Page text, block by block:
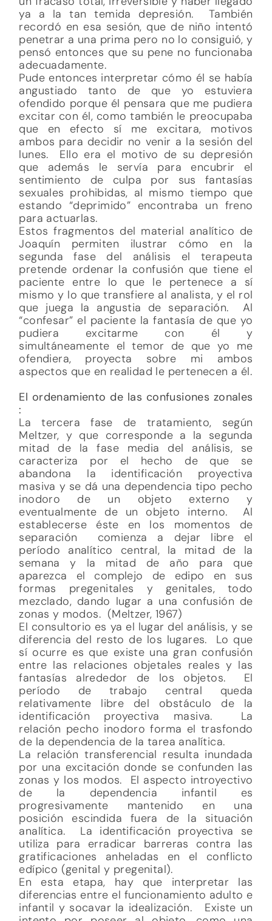
ya a la tan temida depresión. También
recordó en esa sesión, que de niño intentó
penetrar a una prima pero no lo consiguió, y
pensó entonces que su pene no funcionaba
adecuadamente.
Pude entonces interpretar cómo él se había
angustiado tanto de que yo estuviera
ofendido porque él pensara que me pudiera
excitar con él, como también le preocupaba
que en efecto sí me excitara, motivos
ambos para decidir no venir a la sesión del
lunes. Ello era el motivo de su depresión
que además le servía para encubrir el
sentimiento de culpa por sus fantasías
sexuales prohibidas, al mismo tiempo que
estando “deprimido” encontraba un freno
para actuarlas.
Estos fragmentos del material analítico de
Joaquín permiten ilustrar cómo en la
segunda fase del análisis el terapeuta
pretende ordenar la confusión que tiene el
paciente entre lo que le pertenece a sí
mismo y lo que transfiere al analista, y el rol
que juega la angustia de separación. Al
“confesar” el paciente la fantasía de que yo
pudiera excitarme con él y
simultáneamente el temor de que yo me
ofendiera, proyecta sobre mi ambos
aspectos que en realidad le pertenecen a él.
El ordenamiento de las confusiones zonales
:
La tercera fase de tratamiento, según
Meltzer, y que corresponde a la segunda
mitad de la fase media del análisis, se
caracteriza por el hecho de que se
abandona la identificación proyectiva
masiva y se dá una dependencia tipo pecho
inodoro de un objeto externo y
eventualmente de un objeto interno. Al
establecerse éste en los momentos de
separación comienza a dejar libre el
período analítico central, la mitad de la
semana y la mitad de año para que
aparezca el complejo de edipo en sus
formas pregenitales y genitales, todo
mezclado, dando lugar a una confusión de
zonas y modos. (Meltzer, 1967)
El consultorio es ya el lugar del análisis, y se
diferencia del resto de los lugares. Lo que
sí ocurre es que existe una gran confusión
entre las relaciones objetales reales y las
fantasías alrededor de los objetos. El
período de trabajo central queda
relativamente libre del obstáculo de la
identificación proyectiva masiva. La
relación pecho inodoro forma el trasfondo
de la dependencia de la tarea analítica.
La relación transferencial resulta inundada
por una excitación donde se confunden las
zonas y los modos. El aspecto introyectivo
de la dependencia infantil es
progresivamente mantenido en una
posición escindida fuera de la situación
analítica. La identificación proyectiva se
utiliza para erradicar barreras contra las
gratificaciones anheladas en el conflicto
edípico (genital y pregenital).
En esta etapa, hay que interpretar las
diferencias entre el funcionamiento adulto e
infantil y socavar la idealización. Existe un